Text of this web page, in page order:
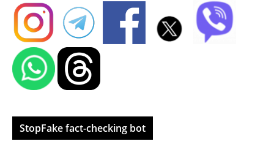
StopFake fact-checking bot